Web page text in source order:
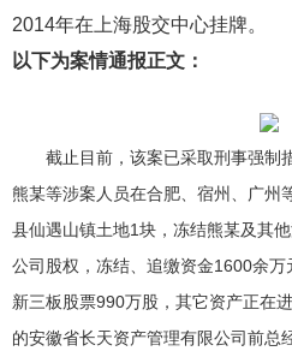
2014年在上海股交中心挂牌。
以下为案情通报正文：
截止目前，该案已采取刑事强制
熊某等涉案人员在合肥、宿州、广州
县仙遇山镇土地1块，冻结熊某及其
公司股权，冻结、追缴资金1600余
新三板股票990万股，其它资产正在
的安徽省长天资产管理有限公司前总